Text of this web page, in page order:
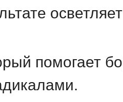
осветляет
помогает